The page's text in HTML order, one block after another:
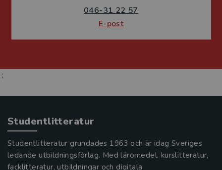
046-31 22 57
E-post
;
Studentlitteratur
Studentlitteratur grundades 1963 och är idag Sveriges
ledande utbildningsförlag. Med läromedel, kurslitteratur,
facklitteratur, utbildningar och digitala